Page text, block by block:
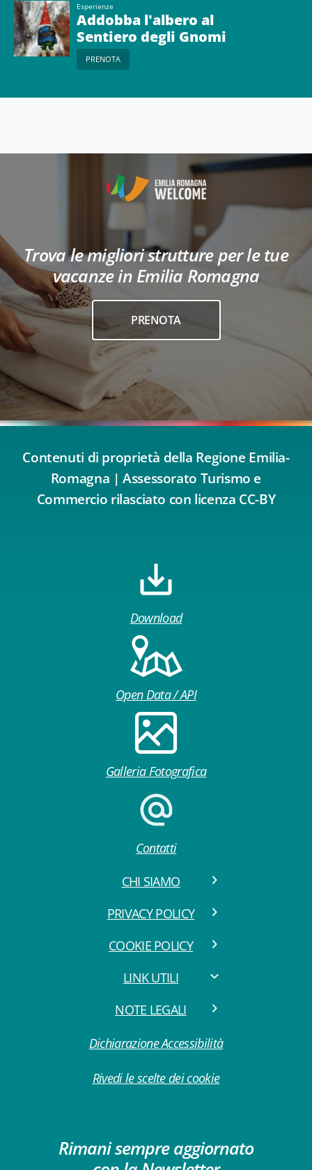
Esperienze
Addobba l'albero al
Sentiero degli Gnomi
PRENOTA
Trova le migliori strutture per le tue
vacanze in Emilia Romagna
PRENOTA
Contenuti di proprietà della Regione Emilia-
Romagna | Assessorato Turismo e
Commercio rilasciato con licenza CC-BY
Download
Open Data / API
Galleria Fotografica
Contatti
CHI SIAMO
PRIVACY POLICY
COOKIE POLICY
LINK UTILI
NOTE LEGALI
Dichiarazione Accessibilità
Rivedi le scelte dei cookie
Rimani sempre aggiornato